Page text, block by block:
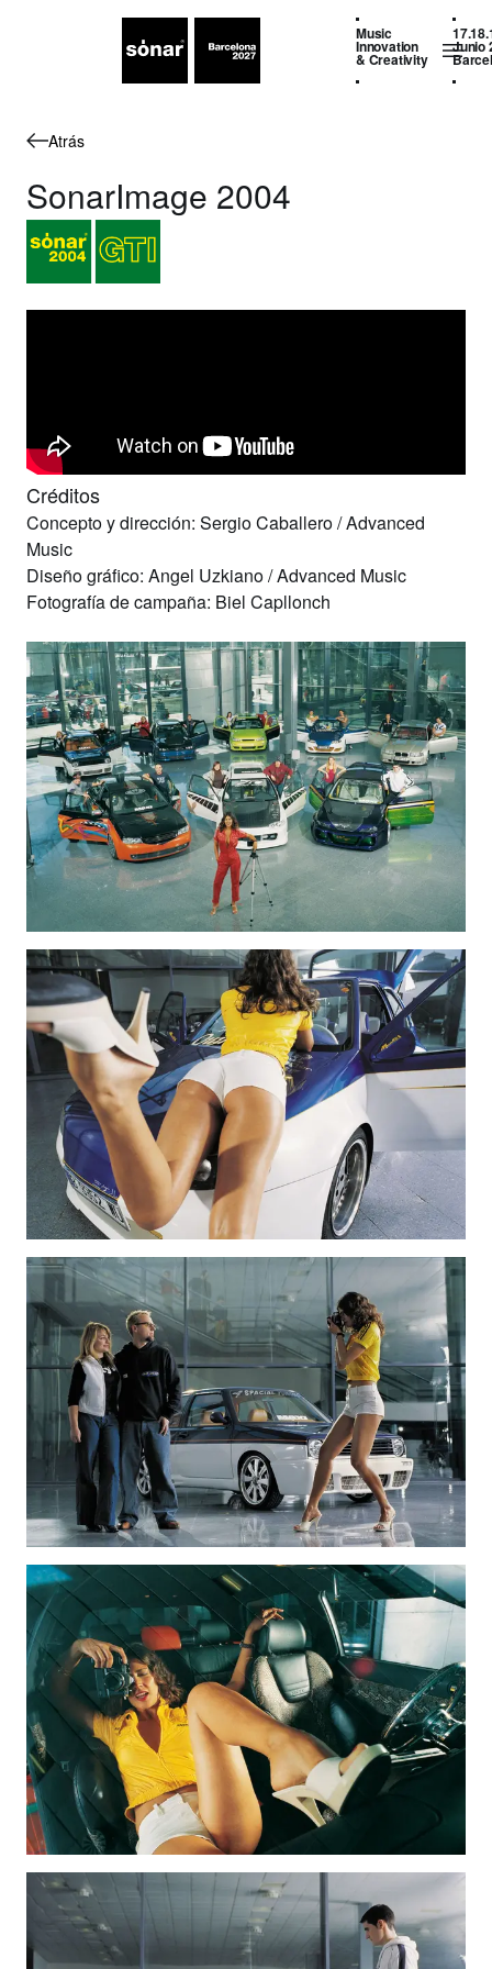
Music
Innovation
& Creativity
Junio
Atrás
SonarImage 2004
Créditos
Concepto y dirección: Sergio Caballero / Advanced
Music
Diseño gráfico: Angel Uzkiano / Advanced Music
Fotografía de campaña: Biel Capllonch